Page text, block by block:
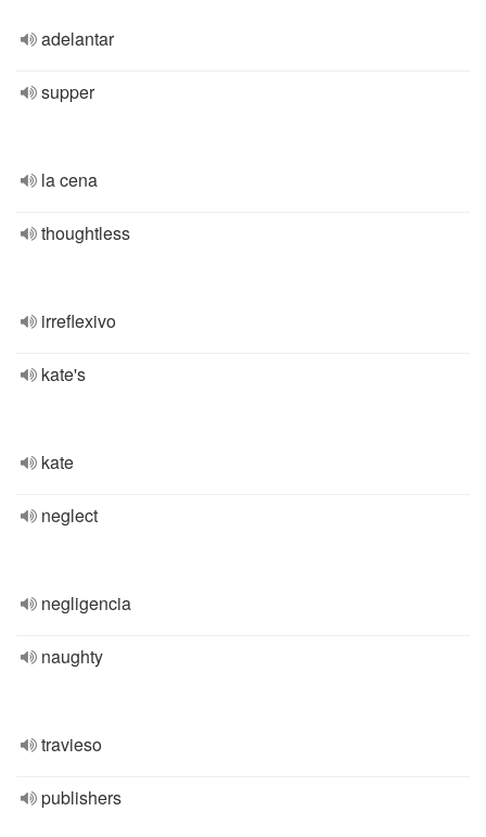
adelantar
supper
la cena
thoughtless
irreflexivo
kate's
kate
neglect
negligencia
naughty
travieso
publishers